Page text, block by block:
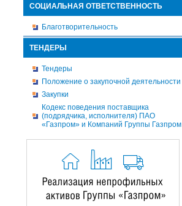
СОЦИАЛЬНАЯ ОТВЕТСТВЕННОСТЬ
Благотворительность
ТЕНДЕРЫ
Тендеры
Положение о закупочной деятельности
Закупки
Кодекс поведения поставщика
(подрядчика, исполнителя) ПАО
«Газпром» и Компаний Группы Газпром